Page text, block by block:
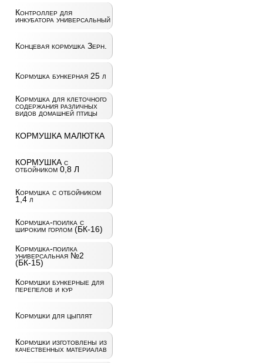
Контроллер для
инкубатора универсальный
Концевая кормушка Зерн.
Кормушка бункерная 25 л
Кормушка для клеточного
содержания различных
видов домашней птицы
КОРМУШКА МАЛЮТКА
КОРМУШКА с
отбойником 0,8 Л
Кормушка с отбойником
1,4 л
Кормушка-поилка с
широким горлом (БК-16)
Кормушка-поилка
универсальная №2
(БК-15)
Кормушки бункерные для
перепелов и кур
Кормушки для цыплят
Кормушки изготовлены из
качественных материалав